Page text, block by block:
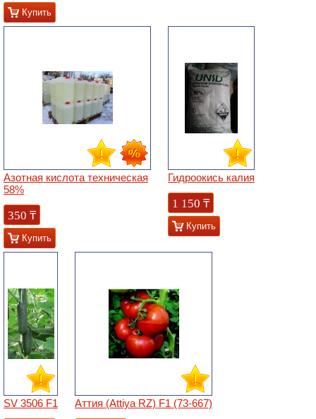
Купить
Азотная кислота техническая
58%
350 ₸
Купить
Гидроокись калия
1 150 ₸
Купить
SV 3506 F1 Аттия (Attiya RZ) F1 (73-667)